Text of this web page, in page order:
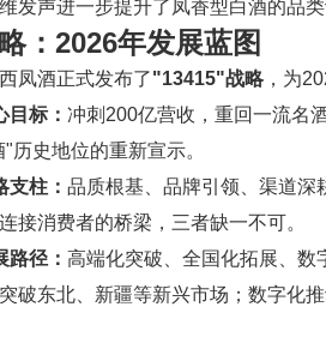
发声进一步提升了凤香型白酒的品类
：2026年发展蓝图
凤酒正式发布了"13415"战略，为
标： 冲刺200亿营收，重回一流名
历史地位的重新宣示。
柱： 品质根基、品牌引领、渠道深
接消费者的桥梁，三者缺一不可。
径： 高端化突破、全国化拓展、数
破东北、新疆等新兴市场；数字化